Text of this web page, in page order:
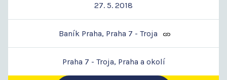
27. 5. 2018
Baník Praha, Praha 7 - Troja
Praha 7 - Troja, Praha a okolí